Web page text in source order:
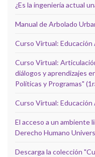
¿Es la ingeniería actual
Manual de Arbolado
Curso Virtual: Educación
Curso Virtual:
diálogos y aprendizajes
Políticas y Programas"
Curso Virtual: Educación
El acceso a un ambiente
Derecho Humano
Descarga la colección